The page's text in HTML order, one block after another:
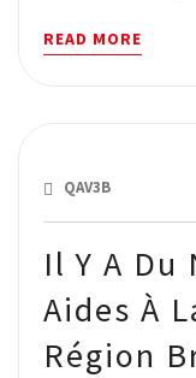
READ MORE
Il Y A Du
Aides À
Région
QAV3B